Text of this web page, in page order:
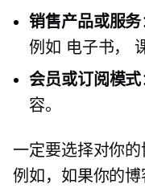
销售产品或服务
例如 电子书，
会员或订阅模式
容。
一定要选择对你的
例如，如果你的